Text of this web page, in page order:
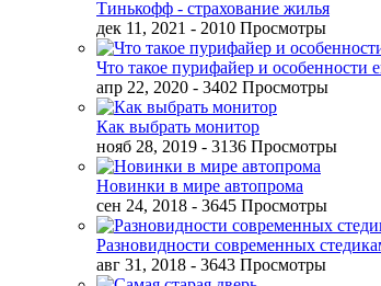
Тинькофф - страхование жилья
дек 11, 2021 - 2010 Просмотры
Что такое пурифайер и особенности
апр 22, 2020 - 3402 Просмотры
Как выбрать монитор
нояб 28, 2019 - 3136 Просмотры
Новинки в мире автопрома
сен 24, 2018 - 3645 Просмотры
Разновидности современных
авг 31, 2018 - 3643 Просмотры